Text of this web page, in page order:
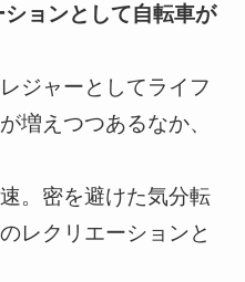
ションとして自転車が
ジャーとしてライフ
増えつつあるなか、
。密を避けた気分転
レクリエーションと